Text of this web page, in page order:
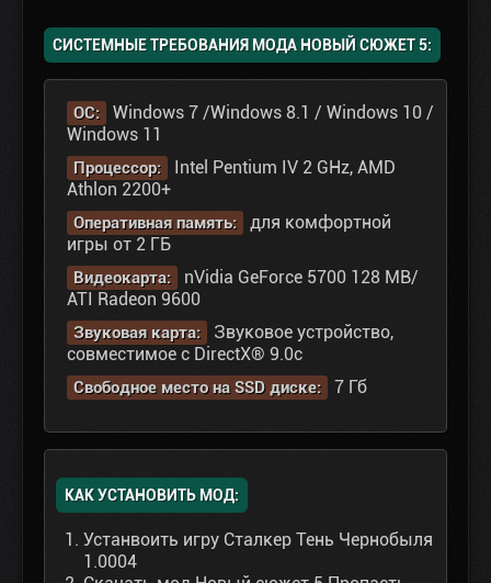
СИСТЕМНЫЕ ТРЕБОВАНИЯ МОДА НОВЫЙ СЮЖЕТ 5:
ОС:
Windows 7 /Windows 8.1 / Windows 10 /
Windows 11
Процессор:
Intel Pentium IV 2 GHz, AMD
Athlon 2200+
Оперативная память:
для комфортной
игры от 2 ГБ
Видеокарта:
nVidia GeForce 5700 128 MB/
ATI Radeon 9600
Звуковая карта:
Звуковое устройство,
совместимое с DirectX® 9.0с
Свободное место на SSD диске: 7 Гб
КАК УСТАНОВИТЬ МОД:
Устанвоить игру Сталкер Тень Чернобыля
1.0004